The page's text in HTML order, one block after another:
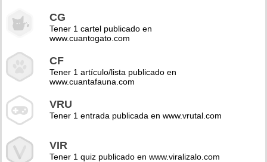
CG
Tener 1 cartel publicado en
www.cuantogato.com
CF
Tener 1 artículo/lista publicado en
www.cuantafauna.com
VRU
Tener 1 entrada publicada en www.vrutal.com
VIR
Tener 1 quiz publicado en www.viralizalo.com